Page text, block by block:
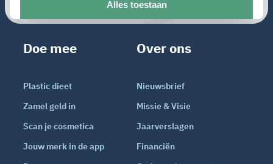
Doe mee
Plastic dieet
Zamel geld in
Scan je cosmetica
Jouw merk in de app
Over ons
Nieuwsbrief
Missie & Visie
Jaarverslagen
Financiën